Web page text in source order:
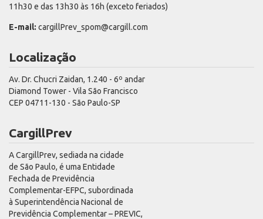
11h30 e das 13h30 às 16h (exceto feriados)
E-mail: cargillPrev_spom@cargill.com
Localização
Av. Dr. Chucri Zaidan, 1.240 - 6º andar
Diamond Tower - Vila São Francisco
CEP 04711-130 - São Paulo-SP
CargillPrev
A CargillPrev, sediada na cidade
de São Paulo, é uma Entidade
Fechada de Previdência
Complementar-EFPC, subordinada
à Superintendência Nacional de
Previdência Complementar – PREVIC,